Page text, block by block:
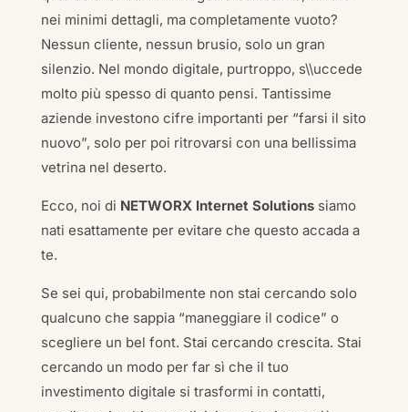
nei minimi dettagli, ma completamente vuoto?
Nessun cliente, nessun brusio, solo un gran
silenzio. Nel mondo digitale, purtroppo, s\\uccede
molto più spesso di quanto pensi. Tantissime
aziende investono cifre importanti per “farsi il sito
nuovo”, solo per poi ritrovarsi con una bellissima
vetrina nel deserto.
Ecco, noi di NETWORX Internet Solutionssiamo
nati esattamente per evitare che questo accada a
te.
Se sei qui, probabilmente non stai cercando solo
qualcuno che sappia “maneggiare il codice” o
scegliere un bel font. Stai cercando crescita. Stai
cercando un modo per far sì che il tuo
investimento digitale si trasformi in contatti,